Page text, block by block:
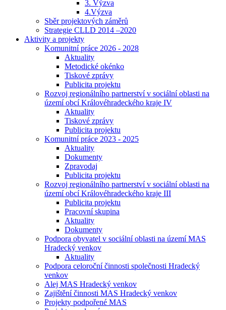
3. Výzva
4.Výzva
Sběr projektových záměrů
Strategie CLLD 2014 –2020
Aktivity a projekty
Komunitní práce 2026 - 2028
Aktuality
Metodické okénko
Tiskové zprávy
Publicita projektu
Rozvoj regionálního partnerství v sociální oblasti na
území obcí Královéhradeckého kraje IV
Aktuality
Tiskové zprávy
Publicita projektu
Komunitní práce 2023 - 2025
Aktuality
Dokumenty
Zpravodaj
Publicita projektu
Rozvoj regionálního partnerství v sociální oblasti na
území obcí Královéhradeckého kraje III
Publicita projektu
Pracovní skupina
Aktuality
Dokumenty
Podpora obyvatel v sociální oblasti na území MAS
Hradecký venkov
Aktuality
Podpora celoroční činnosti společnosti Hradecký
venkov
Alej MAS Hradecký venkov
Zajištění činnosti MAS Hradecký venkov
Projekty podpořené MAS